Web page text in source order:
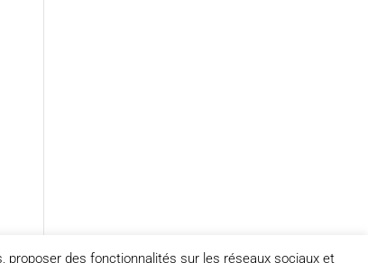
des fonctionnalités sur les réseaux sociaux et